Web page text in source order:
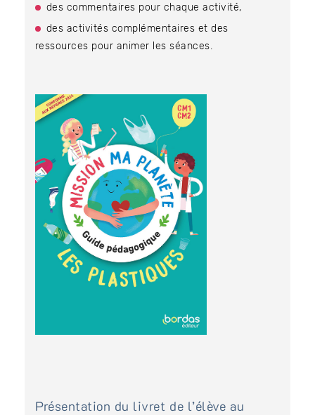
des commentaires pour chaque activité,
des activités complémentaires et des
ressources pour animer les séances.
Présentation du livret de l’élève au